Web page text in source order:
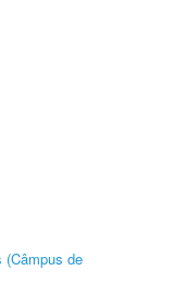
(Câmpus de